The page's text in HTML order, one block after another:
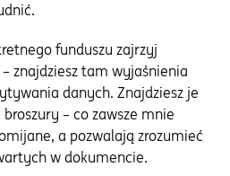
funduszu zajrzyj
znajdziesz tam wyjaśnienia
danych. Znajdziesz je
– co zawsze mnie
a pozwalają zrozumieć
w dokumencie.